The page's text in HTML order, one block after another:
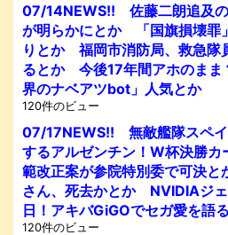
07/14NEWS!! 佐藤二朗追及の
が明らかにとか 「国旗損壊罪
りとか 福岡市消防局、救急隊
るとか 今後17年間アホのまま
界のナベアツbot」人気とか
120件のビュー
07/17NEWS!! 無敵艦隊スペイ
するアルゼンチン！W杯決勝
範改正案が参院特別委で可決
さん、死去かとか NVIDIAジ
日！アキバGiGOでセガ愛を語
120件のビュー